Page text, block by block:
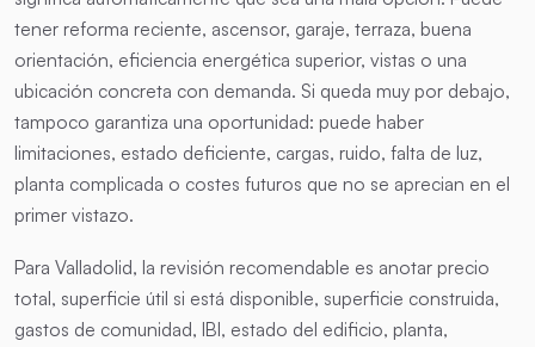
tener reforma reciente, ascensor, garaje, terraza, buena
orientación, eficiencia energética superior, vistas o una
ubicación concreta con demanda. Si queda muy por debajo,
tampoco garantiza una oportunidad: puede haber
limitaciones, estado deficiente, cargas, ruido, falta de luz,
planta complicada o costes futuros que no se aprecian en el
primer vistazo.
Para Valladolid, la revisión recomendable es anotar precio
total, superficie útil si está disponible, superficie construida,
gastos de comunidad, IBI, estado del edificio, planta,